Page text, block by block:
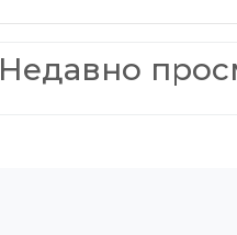
Недавно